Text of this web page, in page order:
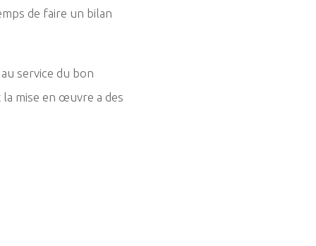
de faire un bilan
service du bon
mise en œuvre a des